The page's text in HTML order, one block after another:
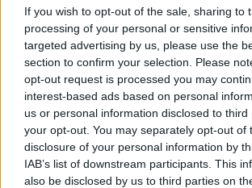
If you wish to opt-out of the sale, sharing to
processing of your personal or sensitive
targeted advertising by us, please use the
section to confirm your selection. Please
opt-out request is processed you may
interest-based ads based on personal
us or personal information disclosed to
your opt-out. You may separately opt-out of
disclosure of your personal information by
IAB’s list of downstream participants. This
also be disclosed by us to third parties on
Θέλετε να είστε
νέα εξέλιξη στα
Αποκτήστε πρόσβαση
εγχειρίδια και